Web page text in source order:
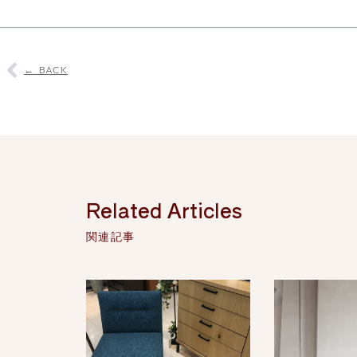
← BACK
Related Articles
関連記事